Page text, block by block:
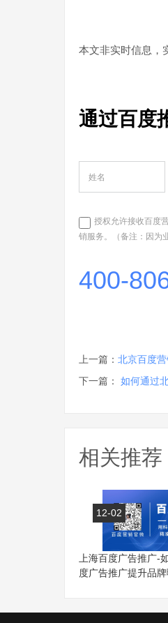
本文非实时信息，
通过百度
授权允许接收百度
销服务。（备注：因为
400-
上一篇： 北京百度
下一篇：
如何通过
相关推荐
12-02
上海百度广告推广-
度广告推广提升品